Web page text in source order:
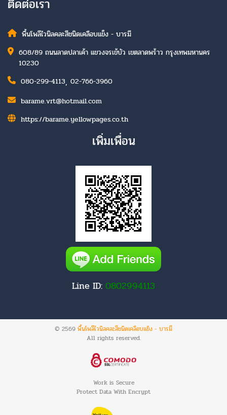
ติดต่อเรา
พื้นโพลีไวนิลคละสีชนิดเคลือบแข็ง - บารมี
608/89 ถนนลาดปลาเค้า แขวงจรเข้บัว เขตลาดพร้าว กรุงเทพมหานคร
10230
080-299-4113, 02-766-3960
barame.vrt@hotmail.com
https://barame.yellowpages.co.th
เพิ่มเพื่อน
Line ID: 0802994113
© 2569 พื้นโพลีไวนิลคละสีชนิดเคลือบแข็ง - บารมี
All rights reserved.
Work is Secure
Protect Data With Encrypt